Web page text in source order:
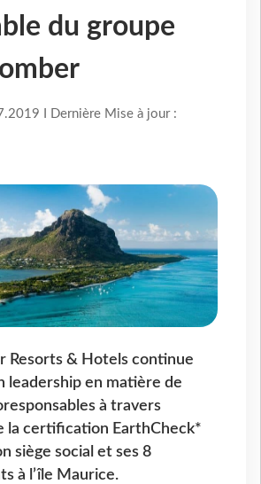
du groupe
I Dernière Mise à jour :
Resorts & Hotels continue
leadership en matière de
à travers
la certification EarthCheck*
siège social et ses 8
à l’île Maurice.